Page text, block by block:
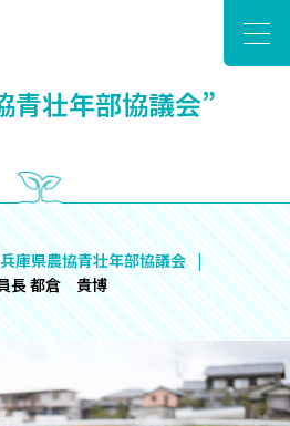
青壮年部協議会”
兵庫県農協青壮年部協議会
長 都倉 貴博